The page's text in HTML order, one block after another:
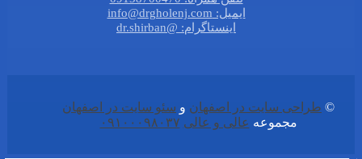
ایمیل: info@drgholenj.com
اینستاگرام: @dr.shirban
© طراحی سایت در اصفهان و سئو سایت در اصفهان
مجموعه عالی و عالی ۰۹۱۰۰۰۹۸۰۳۷